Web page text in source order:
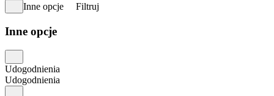
Inne opcje
Filtruj
Inne opcje
Udogodnienia
Udogodnienia